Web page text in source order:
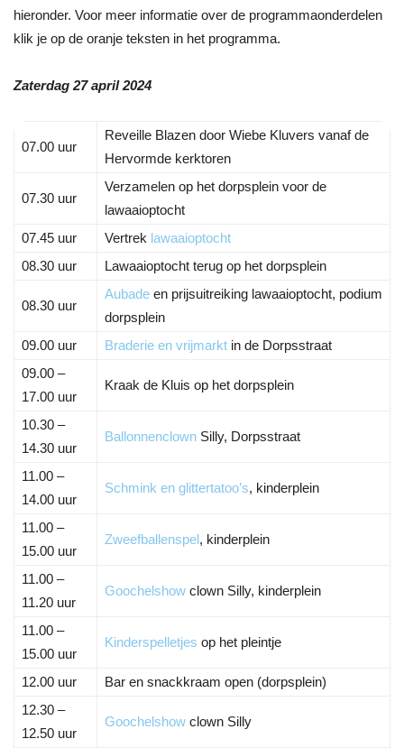
hieronder. Voor meer informatie over de programmaonderdelen
klik je op de oranje teksten in het programma.
Zaterdag 27 april 2024
07.00 uur
Reveille Blazen door Wiebe Kluvers vanaf de
Hervormde kerktoren
07.30 uur
Verzamelen op het dorpsplein voor de
lawaaioptocht
07.45 uur
Vertrek lawaaioptocht
08.30 uur
Lawaaioptocht terug op het dorpsplein
08.30 uur
Aubade en prijsuitreiking lawaaioptocht, podium
dorpsplein
09.00 uur
Braderie en vrijmarkt in de Dorpsstraat
09.00 –
17.00 uur
Kraak de Kluis op het dorpsplein
10.30 –
14.30 uur
Ballonnenclown Silly, Dorpsstraat
11.00 –
14.00 uur
Schmink en glittertatoo’s, kinderplein
11.00 –
15.00 uur
Zweefballenspel, kinderplein
11.00 –
11.20 uur
Goochelshow clown Silly, kinderplein
11.00 –
15.00 uur
Kinderspelletjes op het pleintje
12.00 uur
Bar en snackkraam open (dorpsplein)
12.30 –
12.50 uur
Goochelshow clown Silly